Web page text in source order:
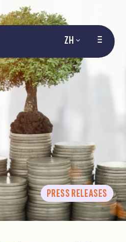
ZH
PRESS RELEASES